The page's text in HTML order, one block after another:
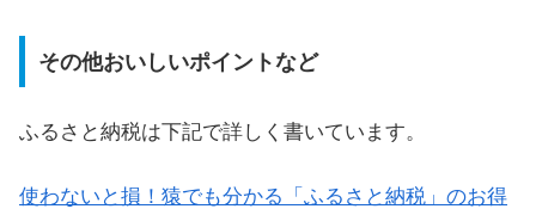
その他おいしいポイントなど
ふるさと納税は下記で詳しく書いています。
使わないと損！猿でも分かる「ふるさと納税」のお得